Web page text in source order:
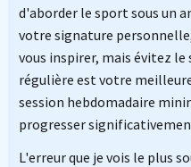
d'aborder le sport sous un
votre signature
vous inspirer, mais évitez
régulière est votre
session hebdomadaire
progresser
L'erreur que je vois le plus